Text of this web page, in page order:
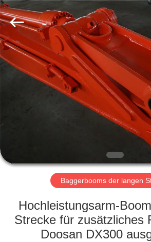
HAUS
PRODUKTE
ÜBER
UNS
FABRIK-
AUSFLUG
Machinery
Co.,
Ltd..
All
Reserved.
Baggerbooms der langen
Hochleistungsarm-
Strecke für zusätzliches
Doosan DX300